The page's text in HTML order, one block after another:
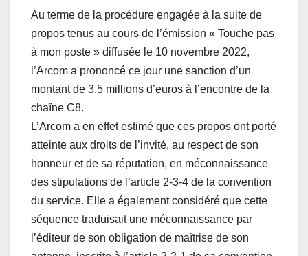
Au terme de la procédure engagée à la suite de
propos tenus au cours de l’émission « Touche pas
à mon poste » diffusée le 10 novembre 2022,
l’Arcom a prononcé ce jour une sanction d’un
montant de 3,5 millions d’euros à l’encontre de la
chaîne C8.
L’Arcom a en effet estimé que ces propos ont porté
atteinte aux droits de l’invité, au respect de son
honneur et de sa réputation, en méconnaissance
des stipulations de l’article 2-3-4 de la convention
du service. Elle a également considéré que cette
séquence traduisait une méconnaissance par
l’éditeur de son obligation de maîtrise de son